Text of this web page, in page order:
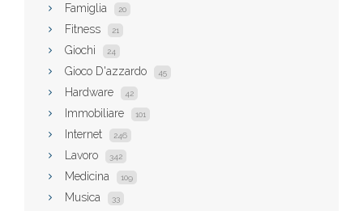
Famiglia 20
Fitness 21
Giochi 24
Gioco D'azzardo 45
Hardware 42
Immobiliare 101
Internet 246
Lavoro 342
Medicina 109
Musica 33